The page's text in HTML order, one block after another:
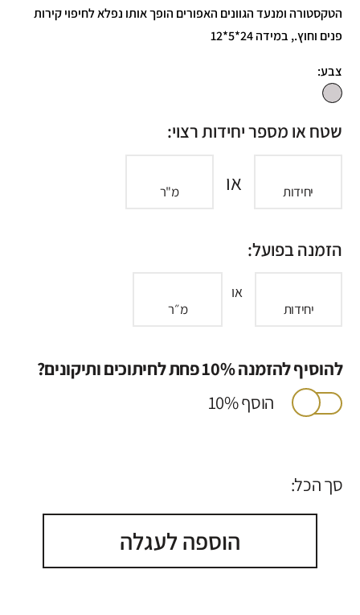
הטקסטורה ומנעד הגוונים האפורים הופך אותו נפלא לחיפוי קירות
פנים וחוץ., במידה 24*5*12
צבע:
שטח או מספר יחידות רצוי:
יחידות או מ"ר
הזמנה בפועל:
יחידות
או
מ״ר
להוסיף להזמנה 10% פחת לחיתוכים ותיקונים?
הוסף 10%
סך הכל:
הוספה לעגלה